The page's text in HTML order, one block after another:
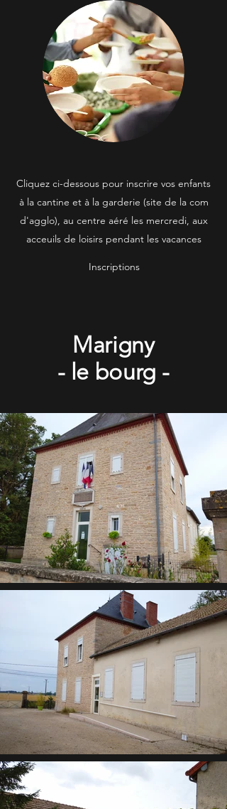
Cliquez ci-dessous pour inscrire vos enfants
à la cantine et à la garderie (site de la com
d'agglo), au centre aéré les mercredi, aux
acceuils de loisirs pendant les vacances
Inscriptions
Marigny
- le bourg -